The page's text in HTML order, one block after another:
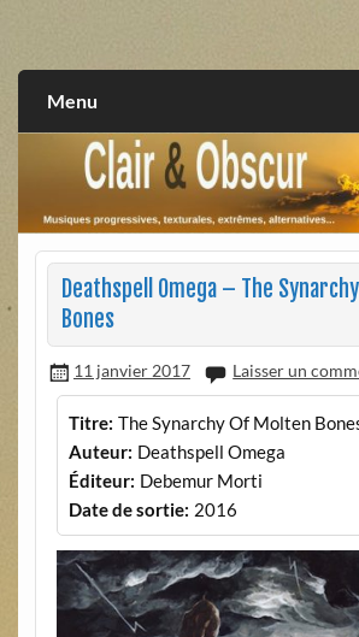
extrêmes, alternatives, texturales
Menu
Deathspell Omega – The
Bones
11 janvier 2017 Laisser un
Titre: The Synarchy Of Molten
Auteur: Deathspell Omega
Éditeur: Debemur Morti
Date de sortie: 2016